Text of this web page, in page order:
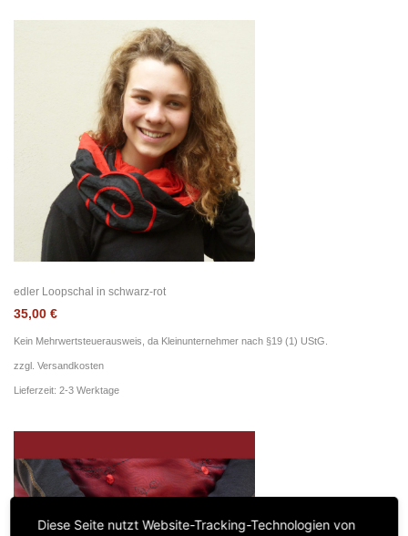
edler Loopschal in schwarz-rot
35,00 €
Kein Mehrwertsteuerausweis, da Kleinunternehmer nach §19 (1) UStG.
zzgl. Versandkosten
Lieferzeit: 2-3 Werktage
Diese Seite nutzt Website-Tracking-Technologien von